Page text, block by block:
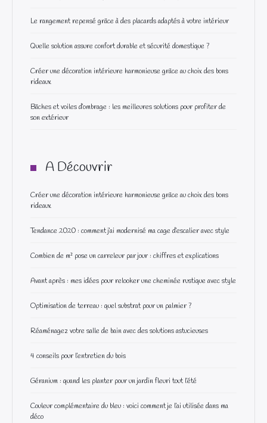
Le rangement repensé grâce à des placards adaptés à votre intérieur
Quelle solution assure confort durable et sécurité domestique ?
Créer une décoration intérieure harmonieuse grâce au choix des bons
rideaux
Bâches et voiles d’ombrage : les meilleures solutions pour profiter de
son extérieur
A Découvrir
Créer une décoration intérieure harmonieuse grâce au choix des bons
rideaux
Tendance 2020 : comment j’ai modernisé ma cage d’escalier avec style
Combien de m² pose un carreleur par jour : chiffres et explications
Avant après : mes idées pour relooker une cheminée rustique avec style
Optimisation de terreau : quel substrat pour un palmier ?
Réaménagez votre salle de bain avec des solutions astucieuses
4 conseils pour l’entretien du bois
Géranium : quand les planter pour un jardin fleuri tout l’été
Couleur complémentaire du bleu : voici comment je l’ai utilisée dans ma
déco